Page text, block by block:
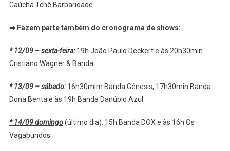
Gaúcha Tchê Barbaridade.
➡Fazem parte também do cronograma de shows:
* 12/09 – sexta-feira:19h João Paulo Deckert e às 20h30min
Cristiano Wagner & Banda
* 13/09 – sábado:16h30mim Banda Gênesis, 17h30min Banda
Dona Benta e às 19h Banda Danúbio Azul
* 14/09 domingo(último dia): 15h Banda DOX e às 16h Os
Vagabundos